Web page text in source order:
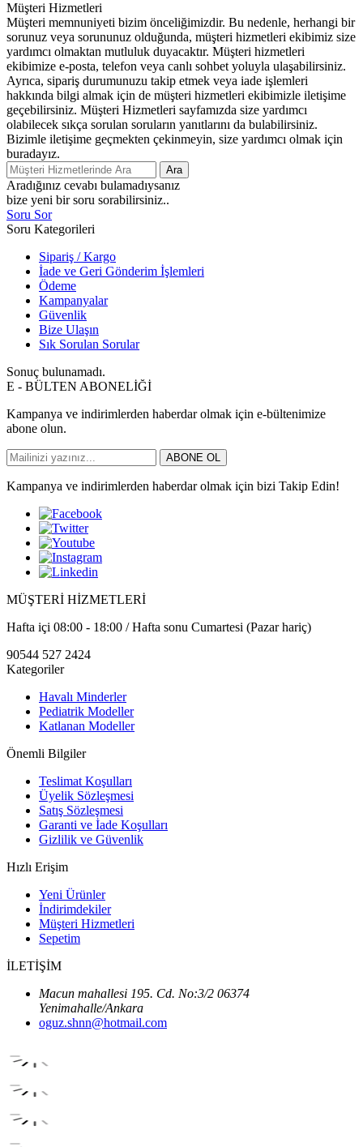
Müşteri Hizmetleri
Müşteri memnuniyeti bizim önceliğimizdir. Bu nedenle, herhangi bir
sorunuz veya sorununuz olduğunda, müşteri hizmetleri ekibimiz size
yardımcı olmaktan mutluluk duyacaktır. Müşteri hizmetleri
ekibimize e-posta, telefon veya canlı sohbet yoluyla ulaşabilirsiniz.
Ayrıca, sipariş durumunuzu takip etmek veya iade işlemleri
hakkında bilgi almak için de müşteri hizmetleri ekibimizle iletişime
geçebilirsiniz. Müşteri Hizmetleri sayfamızda size yardımcı
olabilecek sıkça sorulan soruların yanıtlarını da bulabilirsiniz.
Bizimle iletişime geçmekten çekinmeyin, size yardımcı olmak için
buradayız.
Ara
Aradığınız cevabı bulamadıysanız
bize yeni bir soru sorabilirsiniz..
Soru Sor
Soru Kategorileri
Sipariş / Kargo
İade ve Geri Gönderim İşlemleri
Ödeme
Kampanyalar
Güvenlik
Bize Ulaşın
Sık Sorulan Sorular
Sonuç bulunamadı.
E - BÜLTEN ABONELİĞİ
Kampanya ve indirimlerden haberdar olmak için e-bültenimize
abone olun.
ABONE OL
Kampanya ve indirimlerden haberdar olmak için bizi Takip Edin!
MÜŞTERİ HİZMETLERİ
Hafta içi 08:00 - 18:00 / Hafta sonu Cumartesi (Pazar hariç)
90544 527 2424
Kategoriler
Havalı Minderler
Pediatrik Modeller
Katlanan Modeller
Önemli Bilgiler
Teslimat Koşulları
Üyelik Sözleşmesi
Satış Sözleşmesi
Garanti ve İade Koşulları
Gizlilik ve Güvenlik
Hızlı Erişim
Yeni Ürünler
İndirimdekiler
Müşteri Hizmetleri
Sepetim
İLETİŞİM
Macun mahallesi 195. Cd. No:3/2 06374
Yenimahalle/Ankara
oguz.shnn@hotmail.com